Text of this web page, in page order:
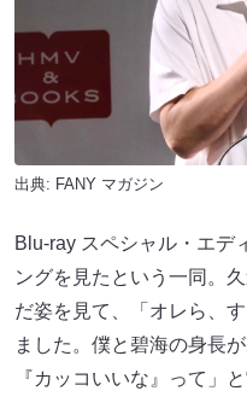
出典: FANY マガジン
Blu-ray スペシャル・エデ
ングを見たという一同。
だ姿を見て、「オレら、
ました。僕と碧海​​の身長
『カッコいいな』って」